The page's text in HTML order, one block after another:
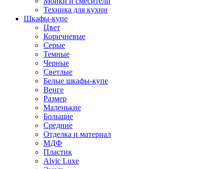
Техника для кухни
Шкафы-купе
Цвет
Коричневые
Серые
Темные
Черные
Светлые
Белые шкафы-купе
Венге
Размер
Маленькие
Большие
Средние
Отделка и материал
МДФ
Пластик
Alvic Luxe